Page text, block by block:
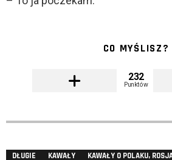
CO MYŚLISZ?
232
Punktów
DŁUGIE KAWAŁY
KAWAŁY O POLAKU,